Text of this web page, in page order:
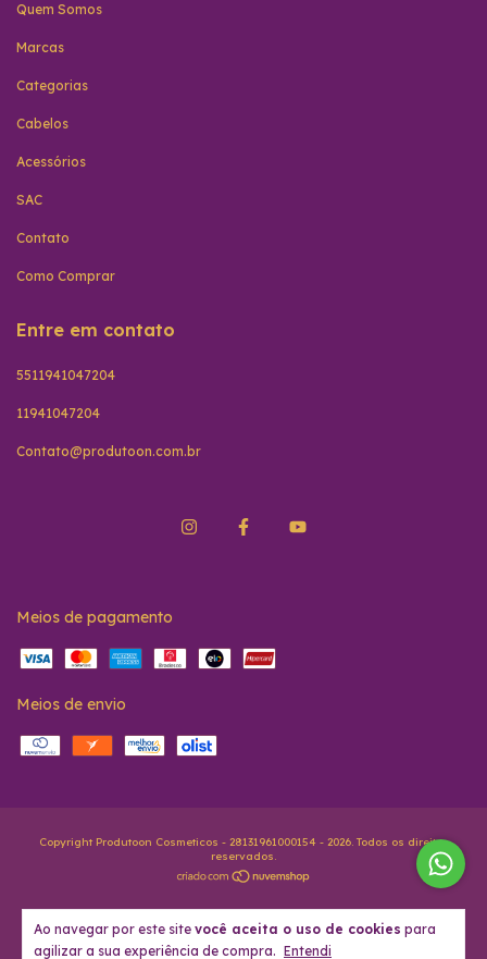
Ao navegar por este site você aceita o uso de cookies para
agilizar a sua experiência de compra. Entendi
Quem Somos
Marcas
Categorias
Cabelos
Acessórios
SAC
Contato
Como Comprar
Entre em contato
5511941047204
11941047204
Contato@produtoon.com.br
Meios de pagamento
Meios de envio
Copyright Produtoon Cosmeticos - 28131961000154 - 2026. Todos os direitos
reservados.